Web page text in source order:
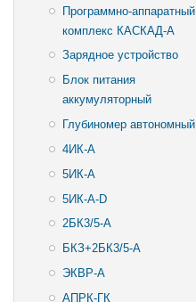
Программно-аппаратный
комплекс КАСКАД-А
Зарядное устройство
Блок питания
аккумуляторный
Глубиномер автономный
4ИК-А
5ИК-А
5ИК-А-D
2БК3/5-А
БКЗ+2БК3/5-А
ЭКВР-А
АПРК-ГК